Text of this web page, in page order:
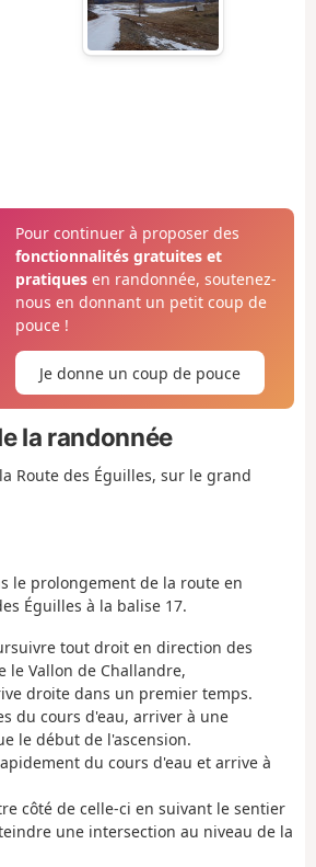
Pour continuer à proposer des
fonctionnalités gratuites et
pratiquesen randonnée, soutenez-
nous en donnant un petit coup de
pouce !
Je donne un coup de pouce
la randonnée
Route des Éguilles, sur le grand
le prolongement de la route en
Éguilles à la balise 17.
tout droit en direction des
le Vallon de Challandre,
droite dans un premier temps.
du cours d'eau, arriver à une
le début de l'ascension.
du cours d'eau et arrive à
côté de celle-ci en suivant le sentier
une intersection au niveau de la